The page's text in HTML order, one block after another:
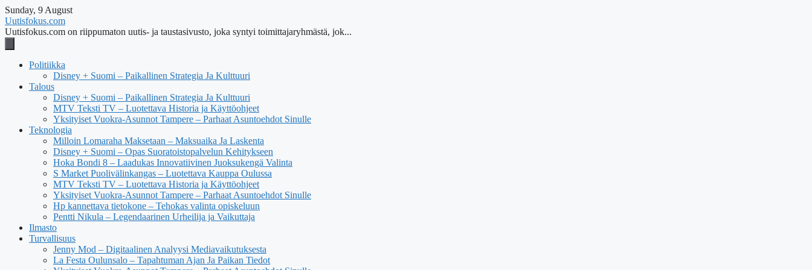
Sunday, 9 August
Uutisfokus.com
Uutisfokus.com on riippumaton uutis- ja taustasivusto, joka syntyi toimittajaryhmästä, jok...
Politiikka
Disney + Suomi – Paikallinen Strategia Ja Kulttuuri
Talous
Disney + Suomi – Paikallinen Strategia Ja Kulttuuri
MTV Teksti TV – Luotettava Historia ja Käyttöohjeet
Yksityiset Vuokra-Asunnot Tampere – Parhaat Asuntoehdot Sinulle
Teknologia
Milloin Lomaraha Maksetaan – Maksuaika Ja Laskenta
Disney + Suomi – Opas Suoratoistopalvelun Kehitykseen
Hoka Bondi 8 – Laadukas Innovatiivinen Juoksukengä Valinta
S Market Puolivälinkangas – Luotettava Kauppa Oulussa
MTV Teksti TV – Luotettava Historia ja Käyttöohjeet
Yksityiset Vuokra-Asunnot Tampere – Parhaat Asuntoehdot Sinulle
Hp kannettava tietokone – Tehokas valinta opiskeluun
Pentti Nikula – Legendaarinen Urheilija ja Vaikuttaja
Ilmasto
Turvallisuus
Jenny Mod – Digitaalinen Analyysi Mediavaikutuksesta
La Festa Oulunsalo – Tapahtuman Ajan Ja Paikan Tiedot